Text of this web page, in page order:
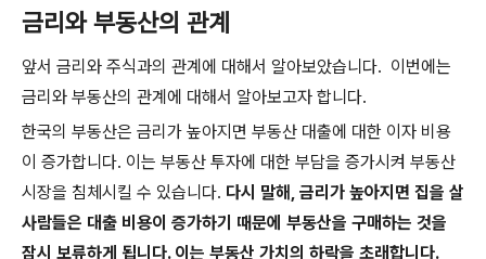
금리와 부동산의 관계
앞서 금리와 주식과의 관계에 대해서 알아보았습니다. 이번에는
금리와 부동산의 관계에 대해서 알아보고자 합니다.
한국의 부동산은 금리가 높아지면 부동산 대출에 대한 이자 비용
이 증가합니다. 이는 부동산 투자에 대한 부담을 증가시켜 부동산
시장을 침체시킬 수 있습니다. 다시 말해, 금리가 높아지면 집을 살
사람들은 대출 비용이 증가하기 때문에 부동산을 구매하는 것을
잠시 보류하게 됩니다. 이는 부동산 가치의 하락을 초래합니다.